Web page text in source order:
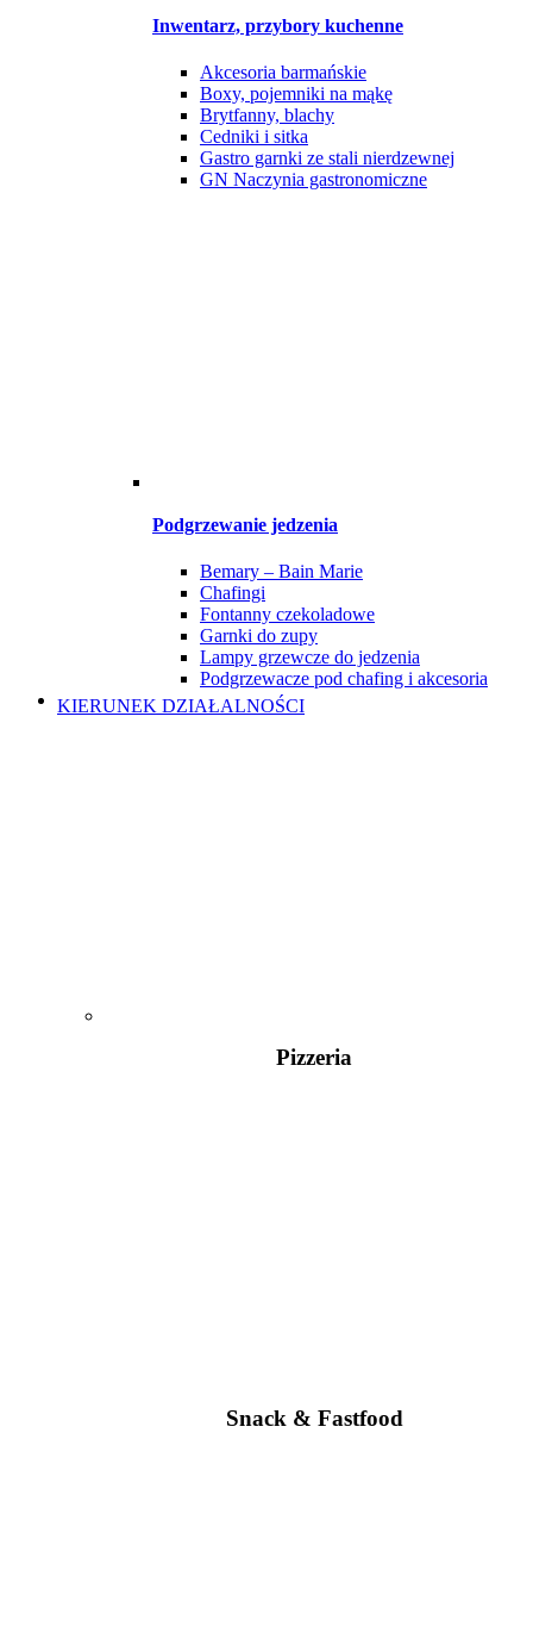
Inwentarz, przybory kuchenne
Akcesoria barmańskie
Boxy, pojemniki na mąkę
Brytfanny, blachy
Cedniki i sitka
Gastro garnki ze stali nierdzewnej
GN Naczynia gastronomiczne
Podgrzewanie jedzenia
Bemary – Bain Marie
Chafingi
Fontanny czekoladowe
Garnki do zupy
Lampy grzewcze do jedzenia
Podgrzewacze pod chafing i akcesoria
KIERUNEK DZIAŁALNOŚCI
Pizzeria
Snack & Fastfood